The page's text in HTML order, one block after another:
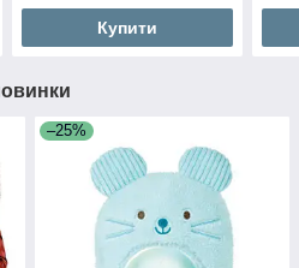
Купити
–25%